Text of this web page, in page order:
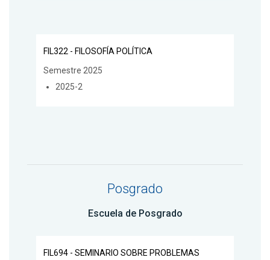
FIL322 - FILOSOFÍA POLÍTICA
Semestre 2025
2025-2
Posgrado
Escuela de Posgrado
FIL694 - SEMINARIO SOBRE PROBLEMAS